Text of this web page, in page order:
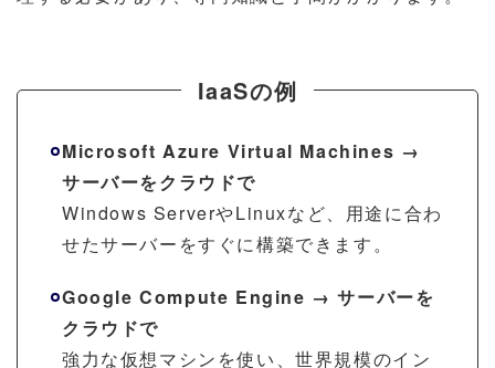
IaaSの例
Microsoft Azure Virtual Machines →
サーバーをクラウドで
Windows ServerやLinuxなど、用途に合わ
せたサーバーをすぐに構築できます。
Google Compute Engine → サーバーを
クラウドで
強力な仮想マシンを使い、世界規模のイン